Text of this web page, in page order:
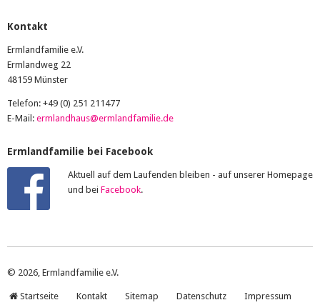
Kontakt
Ermlandfamilie e.V.
Ermlandweg 22
48159 Münster
Telefon: +49 (0) 251 211477
E-Mail: ermlandhaus@ermlandfamilie.de
Ermlandfamilie bei Facebook
Aktuell auf dem Laufenden bleiben - auf unserer Homepage
und bei Facebook.
© 2026, Ermlandfamilie e.V.
Startseite Kontakt Sitemap Datenschutz Impressum